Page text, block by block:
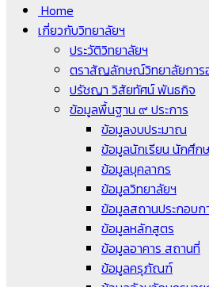
Home
เกี่ยวกับวิทยาลัยฯ
ประวัติวิทยาลัยฯ
ตราสัญลักษณ์วิทยาลัยการ
ปรัชญา วิสัยทัศน์ พันธกิจ
ข้อมูลพื้นฐาน ๙ ประการ
ข้อมูลงบประมาณ
ข้อมูลนักเรียน นักศึก
ข้อมูลบุคลากร
ข้อมูลวิทยาลัยฯ
ข้อมูลสถานประกอบก
ข้อมูลหลักสูตร
ข้อมูลอาคาร สถานที่
ข้อมูลครุภัณฑ์